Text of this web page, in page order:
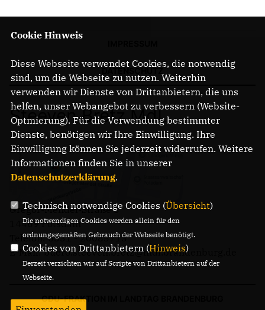
Steeven Bretz MdL
Gregor-Mendel-Straße 3
14469 Potsdam
Telefon: 0331 - 20085713
E-Mail: buero.steeven.bretz@mdl.brandenburg.de
CDU-FRAKTION IM LANDTAG BRANDENBURG
Cookie Hinweis
Diese Webseite verwendet Cookies, die notwendig
sind, um die Webseite zu nutzen. Weiterhin
verwenden wir Dienste von Drittanbietern, die uns
helfen, unser Webangebot zu verbessern (Website-
Optmierung). Für die Verwendung bestimmter
Dienste, benötigen wir Ihre Einwilligung. Ihre
Einwilligung können Sie jederzeit widerrufen. Weitere
Informationen finden Sie in unserer
Datenschutzerklärung.
Technisch notwendige Cookies (Übersicht)
Die notwendigen Cookies werden allein für den
ordnungsgemäßen Gebrauch der Webseite benötigt.
Cookies von Drittanbietern (Hinweis)
Derzeit verzichten wir auf Scripte von Drittanbietern auf der
Webseite.